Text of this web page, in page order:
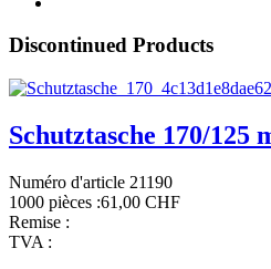
Discontinued Products
Schutztasche 170/125
Numéro d'article 21190
1000 pièces :61,00 CHF
Remise :
TVA :